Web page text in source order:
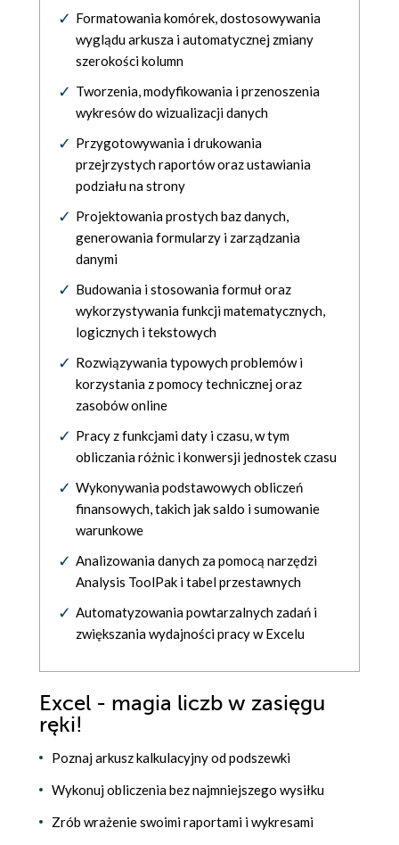
Formatowania komórek, dostosowywania
wyglądu arkusza i automatycznej zmiany
szerokości kolumn
Tworzenia, modyfikowania i przenoszenia
wykresów do wizualizacji danych
Przygotowywania i drukowania
przejrzystych raportów oraz ustawiania
podziału na strony
Projektowania prostych baz danych,
generowania formularzy i zarządzania
danymi
Budowania i stosowania formuł oraz
wykorzystywania funkcji matematycznych,
logicznych i tekstowych
Rozwiązywania typowych problemów i
korzystania z pomocy technicznej oraz
zasobów online
Pracy z funkcjami daty i czasu, w tym
obliczania różnic i konwersji jednostek czasu
Wykonywania podstawowych obliczeń
finansowych, takich jak saldo i sumowanie
warunkowe
Analizowania danych za pomocą narzędzi
Analysis ToolPak i tabel przestawnych
Automatyzowania powtarzalnych zadań i
zwiększania wydajności pracy w Excelu
Excel - magia liczb w zasięgu
ręki!
Poznaj arkusz kalkulacyjny od podszewki
Wykonuj obliczenia bez najmniejszego wysiłku
Zrób wrażenie swoimi raportami i wykresami